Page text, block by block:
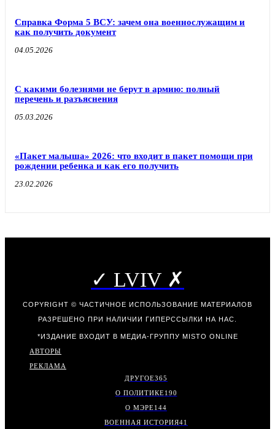
Справка Форма 5 ВСУ: зачем она военнослужащим и
как получить документ
04.05.2026
С какими болезнями не берут в армию: полный
перечень и разъяснения
05.03.2026
«Пакет малыша» 2026: что входит в пакет помощи при
рождении ребенка и как его получить
23.02.2026
✓ LVIV ✗
COPYRIGHT © ЧАСТИЧНОЕ ИСПОЛЬЗОВАНИЕ МАТЕРИАЛОВ
РАЗРЕШЕНО ПРИ НАЛИЧИИ ГИПЕРССЫЛКИ НА НАС.
*ИЗДАНИЕ ВХОДИТ В МЕДИА-ГРУППУ MISTO ONLINE
АВТОРЫ
РЕКЛАМА
ДРУГОЕ365
О ПОЛИТИКЕ190
О МЭРЕ144
ВОЕННАЯ ИСТОРИЯ41